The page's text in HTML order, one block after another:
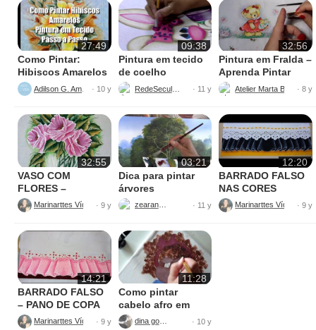
27:49
Como Pintar:
Hibiscos Amarelos
· 10 y
09:38
Pintura em tecido
de coelho
RedeSeculo21 · 11 y
32:56
Pintura em Fralda –
Aprenda Pintar
Ursinha
Atelier Marta Beatriz· 8 y
32:55
VASO COM
FLORES –
PINTURAS
· 9 y
03:21
Dica para pintar
árvores
zearantes · 11 y
12:20
BARRADO FALSO
NAS CORES
AMARELO E
PRETO
· 9 y
14:21
BARRADO FALSO
– PANO DE COPA
· 9 y
11:28
Como pintar
cabelo afro em
tecido
dina gomes · 10 y